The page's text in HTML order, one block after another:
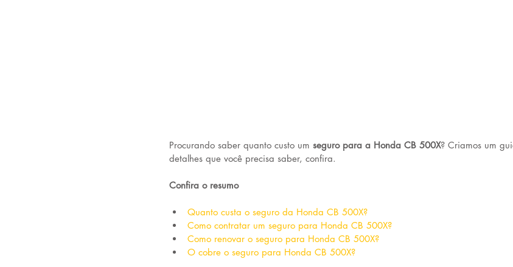
Procurando saber quanto custo um seguro para a Honda CB 500X? Criamos um
detalhes que você precisa saber, confira.
Confira o resumo
Quanto custa o seguro da Honda CB 500X?
Como contratar um seguro para Honda CB 500X?
Como renovar o seguro para Honda CB 500X?
O cobre o seguro para Honda CB 500X?